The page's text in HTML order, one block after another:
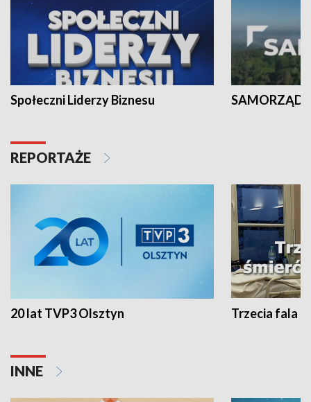
Społeczni Liderzy Biznesu SAMORZĄD
REPORTAŻE
20 lat TVP3 Olsztyn Trzecia fala -
INNE